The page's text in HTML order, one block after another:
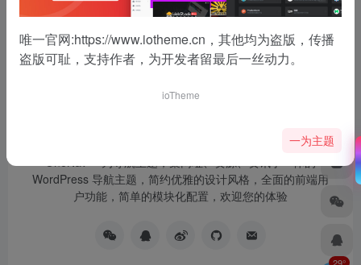
OneNav 一为导航主题，集网址、资源、资讯于一体的
WordPress 导航主题，简约优雅的设计风格，全面的前端用
户功能，简单的模块化配置，欢迎您的体验
唯一官网:https://www.iotheme.cn ，其他均为盗版，传播
盗版可耻，支持作者，为开发者留最后一丝动力。
ioTheme
一为主题